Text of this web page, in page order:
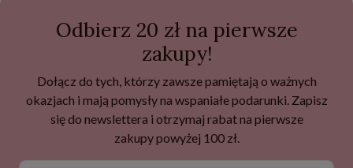
Odbierz 20 zł na pierwsze
zakupy!
Dołącz do tych, którzy zawsze pamiętają o ważnych
okazjach i mają pomysły na wspaniałe podarunki. Zapisz
się do newslettera i otrzymaj rabat na pierwsze
zakupy powyżej 100 zł.